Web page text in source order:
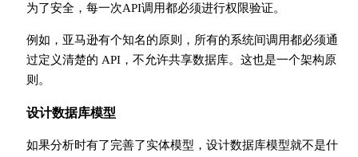
为了安全，每一次API调用都必须进行权限验证。
例如，亚马逊有个知名的原则，所有的系统间调用都必须通
过定义清楚的 API，不允许共享数据库。这也是一个架构原
则。
设计数据库模型
如果分析时有了完善了实体模型，设计数据库模型就不是什